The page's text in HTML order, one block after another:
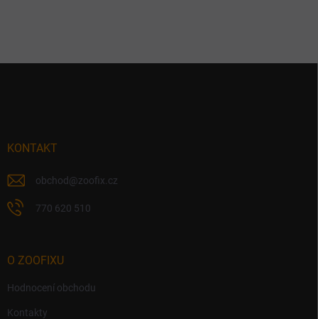
KONTAKT
obchod @zoofix.cz
770 620 510
O ZOOFIXU
Hodnocení obchodu
Kontakty